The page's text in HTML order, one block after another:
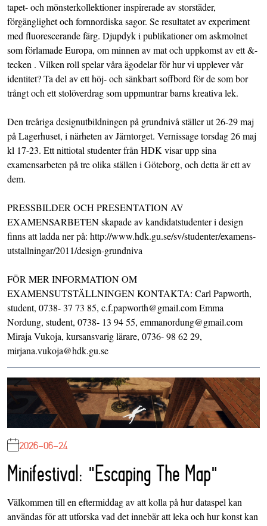
tapet- och mönsterkollektioner inspirerade av storstäder,
förgänglighet och fornnordiska sagor. Se resultatet av experiment
med fluorescerande färg. Djupdyk i publikationer om askmolnet
som förlamade Europa, om minnen av mat och uppkomst av ett &-
tecken . Vilken roll spelar våra ägodelar för hur vi upplever vår
identitet? Ta del av ett höj- och sänkbart soffbord för de som bor
trångt och ett stolöverdrag som uppmuntrar barns kreativa lek.
Den treåriga designutbildningen på grundnivå ställer ut 26-29 maj
på Lagerhuset, i närheten av Järntorget. Vernissage torsdag 26 maj
kl 17-23. Ett nittiotal studenter från HDK visar upp sina
examensarbeten på tre olika ställen i Göteborg, och detta är ett av
dem.
PRESSBILDER OCH PRESENTATION AV
EXAMENSARBETEN skapade av kandidatstudenter i design
finns att ladda ner på: http://www.hdk.gu.se/sv/studenter/examens-
utstallningar/2011/design-grundniva
FÖR MER INFORMATION OM
EXAMENSUTSTÄLLNINGEN KONTAKTA: Carl Papworth,
student, 0738- 37 73 85, c.f.papworth@gmail.com Emma
Nordung, student, 0738- 13 94 55, emmanordung@gmail.com
Miraja Vukoja, kursansvarig lärare, 0736- 98 62 29,
mirjana.vukoja@hdk.gu.se
2026-06-24
Minifestival: "Escaping The Map"
Välkommen till en eftermiddag av att kolla på hur dataspel kan
användas för att utforska vad det innebär att leka och hur konst kan